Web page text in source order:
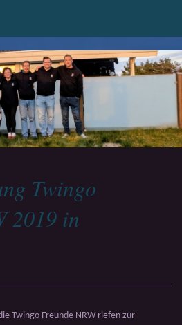
Twingo
2019 in
Twingo Freunde NRW riefen zur